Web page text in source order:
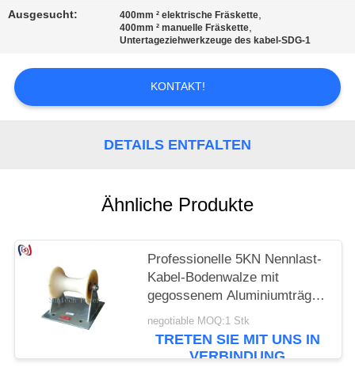
Ausgesucht: 400mm ² elektrische Fräskette,
400mm ² manuelle Fräskette,
Untertageziehwerkzeuge des kabel-SDG-1
KONTAKT!
DETAILS ENTFALTEN
Ähnliche Produkte
Professionelle 5KN Nennlast-
Kabel-Bodenwalze mit
gegossenem Aluminiumträger
für 150-160 mm
Untergrundkabelinstallation
negotiable MOQ:1 Stk
TRETEN SIE MIT UNS IN
VERBINDUNG